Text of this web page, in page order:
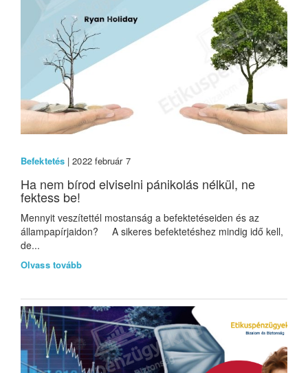
Befektetés | 2022 február 7
Ha nem bírod elviselni pánikolás nélkül, ne
fektess be!
Mennyit veszítettél mostanság a befektetéseiden és az
állampapírjaidon? A sikeres befektetéshez mindig idő kell,
de...
Olvass tovább